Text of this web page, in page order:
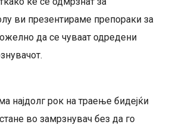
ви презентираме препораки за
да се чуваат одредени
најдолг рок на траење бидејќи
во замрзнувач без да го